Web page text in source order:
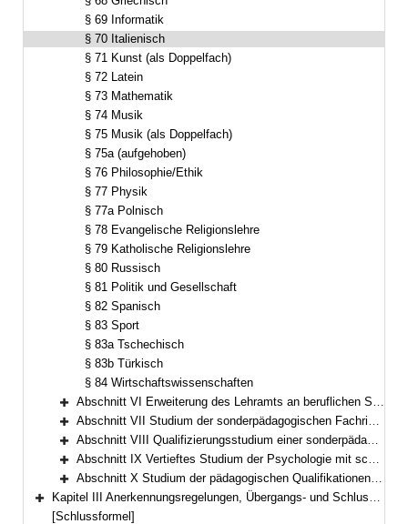
§ 69 Informatik
§ 70 Italienisch
§ 71 Kunst (als Doppelfach)
§ 72 Latein
§ 73 Mathematik
§ 74 Musik
§ 75 Musik (als Doppelfach)
§ 75a (aufgehoben)
§ 76 Philosophie/Ethik
§ 77 Physik
§ 77a Polnisch
§ 78 Evangelische Religionslehre
§ 79 Katholische Religionslehre
§ 80 Russisch
§ 81 Politik und Gesellschaft
§ 82 Spanisch
§ 83 Sport
§ 83a Tschechisch
§ 83b Türkisch
§ 84 Wirtschaftswissenschaften
Bereich erweitern
Abschnitt VI Erweiterung des Lehramts an beruflichen Schulen (§§ 85–89)
Bereich erweitern
Abschnitt VII Studium der sonderpädagogischen Fachrichtungen; Fächerverbindungen des Lehramts für Sonderpädagogik (§§ 90–100)
Bereich erweitern
Abschnitt VIII Qualifizierungsstudium einer sonderpädagogischen Fachrichtung Studium der sonderpädagogischen Qualifikationen (§§ 101 bis 109) (§§ 101–109)
Bereich erweitern
Abschnitt IX Vertieftes Studium der Psychologie mit schulpsychologischem Schwerpunkt (§ 110)
Bereich erweitern
Abschnitt X Studium der pädagogischen Qualifikationen (§§ 111–119)
Bereich erweitern
Kapitel III Anerkennungsregelungen, Übergangs- und Schlussbestimmungen, Besondere Bestimmungen anlässlich der COVID-19-Pandemie (§§ 120–127)
[Schlussformel]